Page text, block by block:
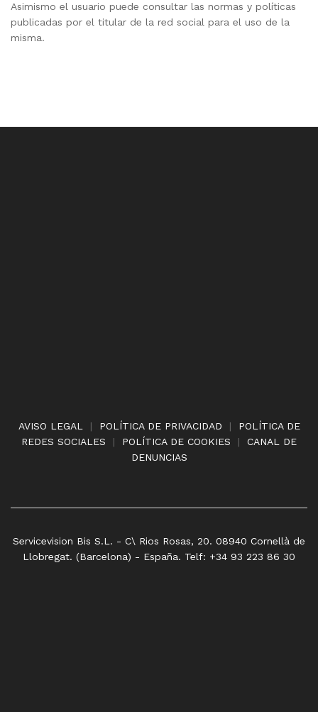
Asimismo el usuario puede consultar las normas y políticas
publicadas por el titular de la red social para el uso de la
misma.
AVISO LEGAL | POLÍTICA DE PRIVACIDAD | POLÍTICA DE
REDES SOCIALES | POLÍTICA DE COOKIES | CANAL DE
DENUNCIAS
Servicevision Bis S.L. - C\ Rios Rosas, 20. 08940 Cornellà de
Llobregat. (Barcelona) - España. Telf: +34 93 223 86 30